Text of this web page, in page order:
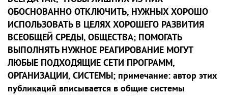
ОБОСНОВАННО ОТКЛЮЧИТЬ, НУЖНЫХ ХОРОШО
ИСПОЛЬЗОВАТЬ В ЦЕЛЯХ ХОРОШЕГО РАЗВИТИЯ
ВСЕОБЩЕЙ СРЕДЫ, ОБЩЕСТВА; ПОМОГАТЬ
ВЫПОЛНЯТЬ НУЖНОЕ РЕАГИРОВАНИЕ МОГУТ
ЛЮБЫЕ ПОДХОДЯЩИЕ СЕТИ ПРОГРАММ,
ОРГАНИЗАЦИИ, СИСТЕМЫ; примечание: автор этих
публикаций вписывается в общие системы